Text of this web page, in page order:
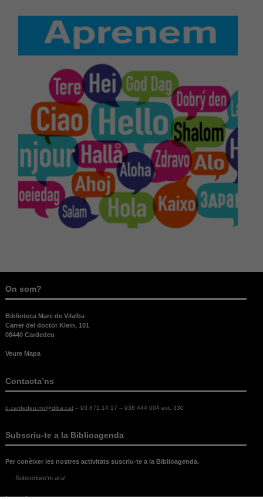
On som?
Biblioteca Marc de Vilalba
Carrer del doctor Klein, 101
08440 Cardedeu
Veure Mapa
Contacta’ns
b.cardedeu.mv@diba.cat– 93 871 14 17 – 938 444 004 ext. 330
Subscriu-te a la Biblioagenda
Per conèixer les nostres activitats suscriu-te a la Biblioagenda.
Subscriure'm ara!